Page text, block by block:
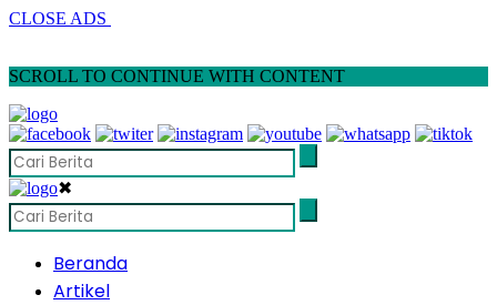
CLOSE ADS
SCROLL TO CONTINUE WITH CONTENT
✖
Beranda
Artikel